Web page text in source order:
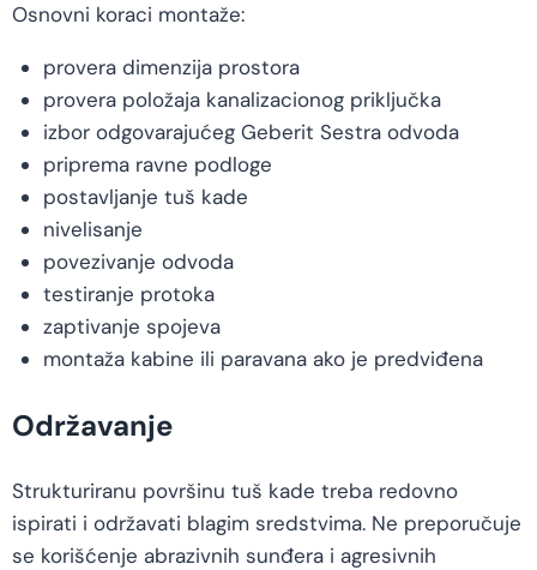
Osnovni koraci montaže:
provera dimenzija prostora
provera položaja kanalizacionog priključka
izbor odgovarajućeg Geberit Sestra odvoda
priprema ravne podloge
postavljanje tuš kade
nivelisanje
povezivanje odvoda
testiranje protoka
zaptivanje spojeva
montaža kabine ili paravana ako je predviđena
Održavanje
Strukturiranu površinu tuš kade treba redovno
ispirati i održavati blagim sredstvima. Ne preporučuje
se korišćenje abrazivnih sunđera i agresivnih